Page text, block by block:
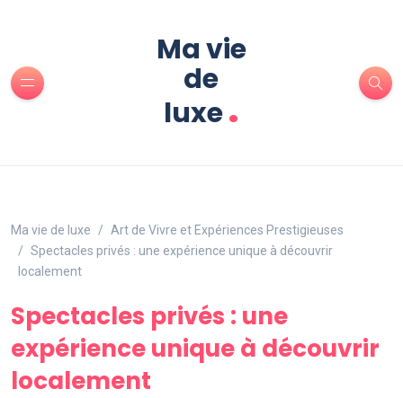
Ma vie
de
luxe.
Ma vie de luxe
Art de Vivre et Expériences Prestigieuses
Spectacles privés : une expérience unique à découvrir
localement
Spectacles privés : une
expérience unique à découvrir
localement